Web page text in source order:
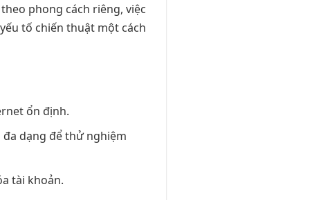
phong cách riêng, việc
tố chiến thuật một cách
ổn định.
đa dạng để thử nghiệm
tài khoản.